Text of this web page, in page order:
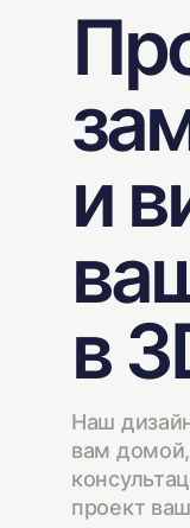
и
в
Наш
вам
проект